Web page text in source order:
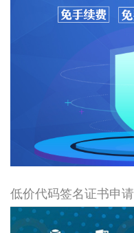
低价代码签名证书申请